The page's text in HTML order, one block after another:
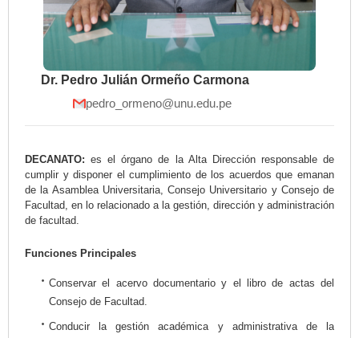
Dr. Pedro Julián Ormeño Carmona
pedro_ormeno@unu.edu.pe
DECANATO: es el órgano de la Alta Dirección responsable de
cumplir y disponer el cumplimiento de los acuerdos que emanan
de la Asamblea Universitaria, Consejo Universitario y Consejo de
Facultad, en lo relacionado a la gestión, dirección y administración
de facultad.
Funciones Principales
Conservar el acervo documentario y el libro de actas del
Consejo de Facultad.
Conducir la gestión académica y administrativa de la